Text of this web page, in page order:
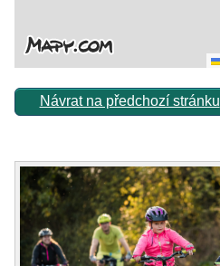
Návrat na předchozí stránku